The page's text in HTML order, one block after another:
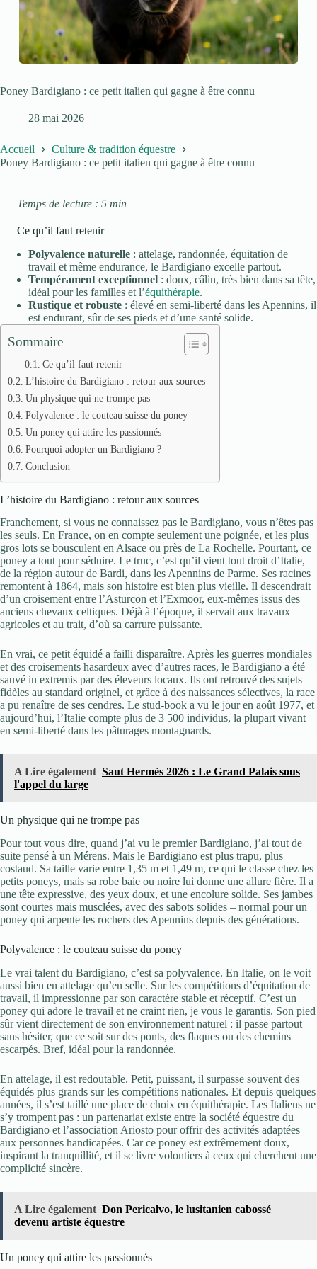
Poney Bardigiano : ce petit italien qui gagne à être connu
28 mai 2026
Accueil
Culture & tradition équestre
Poney Bardigiano : ce petit italien qui gagne à être connu
Temps de lecture : 5 min
Ce qu’il faut retenir
Polyvalence naturelle : attelage, randonnée, équitation de
travail et même endurance, le Bardigiano excelle partout.
Tempérament exceptionnel : doux, câlin, très bien dans sa tête,
idéal pour les familles et l’équithérapie.
Rustique et robuste : élevé en semi-liberté dans les Apennins, il
est endurant, sûr de ses pieds et d’une santé solide.
Sommaire
Ce qu’il faut retenir
L’histoire du Bardigiano : retour aux sources
Un physique qui ne trompe pas
Polyvalence : le couteau suisse du poney
Un poney qui attire les passionnés
Pourquoi adopter un Bardigiano ?
Conclusion
L’histoire du Bardigiano : retour aux sources
Franchement, si vous ne connaissez pas le Bardigiano, vous n’êtes pas
les seuls. En France, on en compte seulement une poignée, et les plus
gros lots se bousculent en Alsace ou près de La Rochelle. Pourtant, ce
poney a tout pour séduire. Le truc, c’est qu’il vient tout droit d’Italie,
de la région autour de Bardi, dans les Apennins de Parme. Ses racines
remontent à 1864, mais son histoire est bien plus vieille. Il descendrait
d’un croisement entre l’Asturcon et l’Exmoor, eux-mêmes issus des
anciens chevaux celtiques. Déjà à l’époque, il servait aux travaux
agricoles et au trait, d’où sa carrure puissante.
En vrai, ce petit équidé a failli disparaître. Après les guerres mondiales
et des croisements hasardeux avec d’autres races, le Bardigiano a été
sauvé in extremis par des éleveurs locaux. Ils ont retrouvé des sujets
fidèles au standard originel, et grâce à des naissances sélectives, la race
a pu renaître de ses cendres. Le stud-book a vu le jour en août 1977, et
aujourd’hui, l’Italie compte plus de 3 500 individus, la plupart vivant
en semi-liberté dans les pâturages montagnards.
A Lire également Saut Hermès 2026 : Le Grand Palais sous
l'appel du large
Un physique qui ne trompe pas
Pour tout vous dire, quand j’ai vu le premier Bardigiano, j’ai tout de
suite pensé à un Mérens. Mais le Bardigiano est plus trapu, plus
costaud. Sa taille varie entre 1,35 m et 1,49 m, ce qui le classe chez les
petits poneys, mais sa robe baie ou noire lui donne une allure fière. Il a
une tête expressive, des yeux doux, et une encolure solide. Ses jambes
sont courtes mais musclées, avec des sabots solides – normal pour un
poney qui arpente les rochers des Apennins depuis des générations.
Polyvalence : le couteau suisse du poney
Le vrai talent du Bardigiano, c’est sa polyvalence. En Italie, on le voit
aussi bien en attelage qu’en selle. Sur les compétitions d’équitation de
travail, il impressionne par son caractère stable et réceptif. C’est un
poney qui adore le travail et ne craint rien, je vous le garantis. Son pied
sûr vient directement de son environnement naturel : il passe partout
sans hésiter, que ce soit sur des ponts, des flaques ou des chemins
escarpés. Bref, idéal pour la randonnée.
En attelage, il est redoutable. Petit, puissant, il surpasse souvent des
équidés plus grands sur les compétitions nationales. Et depuis quelques
années, il s’est taillé une place de choix en équithérapie. Les Italiens ne
s’y trompent pas : un partenariat existe entre la société équestre du
Bardigiano et l’association Ariosto pour offrir des activités adaptées
aux personnes handicapées. Car ce poney est extrêmement doux,
inspirant la tranquillité, et il se livre volontiers à ceux qui cherchent une
complicité sincère.
A Lire également Don Pericalvo, le lusitanien cabossé
devenu artiste équestre
Un poney qui attire les passionnés